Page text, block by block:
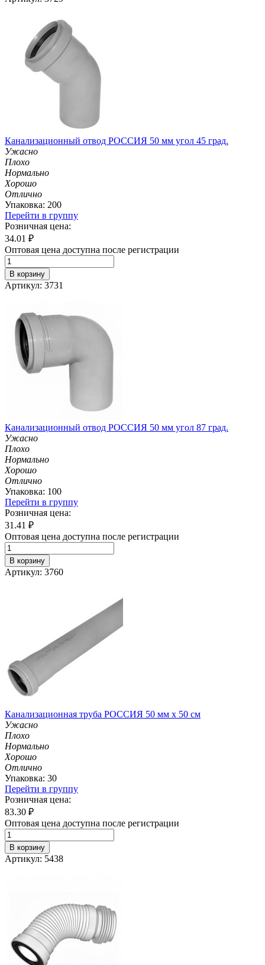
Канализационный отвод РОССИЯ 50 мм угол 45 град.
Ужасно
Плохо
Нормально
Хорошо
Отлично
Упаковка: 200
Перейти в группу
Розничная цена:
34.01 ₽
Оптовая цена доступна после регистрации
В корзину
Артикул: 3731
Канализационный отвод РОССИЯ 50 мм угол 87 град.
Ужасно
Плохо
Нормально
Хорошо
Отлично
Упаковка: 100
Перейти в группу
Розничная цена:
31.41 ₽
Оптовая цена доступна после регистрации
В корзину
Артикул: 3760
Канализационная труба РОССИЯ 50 мм х 50 см
Ужасно
Плохо
Нормально
Хорошо
Отлично
Упаковка: 30
Перейти в группу
Розничная цена:
83.30 ₽
Оптовая цена доступна после регистрации
В корзину
Артикул: 5438